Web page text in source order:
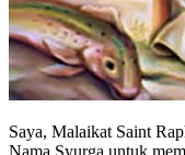
Saya, Malaikat Saint
Nama Syurga untuk